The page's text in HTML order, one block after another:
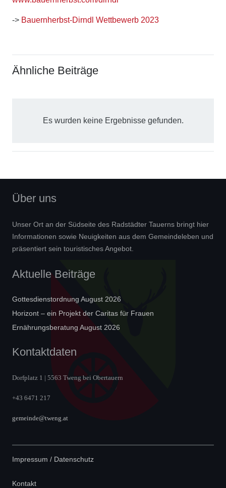
-> Bauernherbst-Dirndl Wettbewerb 2023
Ähnliche Beiträge
Es wurden keine Ergebnisse gefunden.
Über uns
Unser Ort an der Südseite des Radstädter Tauerns bringt hier
Informationen sowie Neuigkeiten aus dem Gemeindeleben und
präsentiert sein touristisches Angebot.
Aktuelle Beiträge
Gottesdienstordnung August 2026
Horizont – ein Projekt der Caritas für Frauen
Ernährungsberatung August 2026
Kontaktdaten
Dorfplatz 1 | 5563 Tweng bei Obertauern
+43 6471 217
gemeinde@tweng.at
Impressum / Datenschutz
Kontakt